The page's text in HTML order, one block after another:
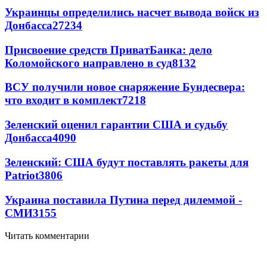
Украинцы определились насчет вывода войск из
Донбасса27234
Присвоение средств ПриватБанка: дело
Коломойского направлено в суд8132
ВСУ получили новое снаряжение Бундесвера:
что входит в комплект7218
Зеленский оценил гарантии США и судьбу
Донбасса4090
Зеленский: США будут поставлять ракеты для
Patriot3806
Украина поставила Путина перед дилеммой -
СМИ3155
Читать комментарии